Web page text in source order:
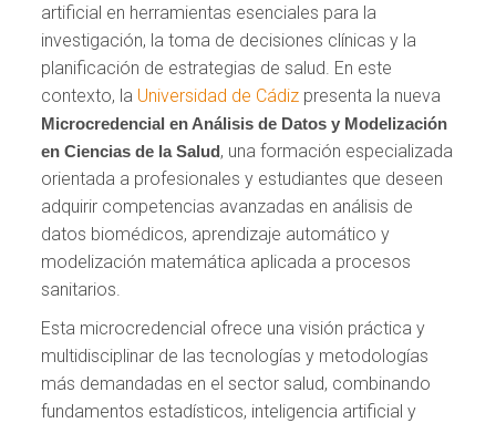
artificial en herramientas esenciales para la
investigación, la toma de decisiones clínicas y la
planificación de estrategias de salud. En este
contexto, la Universidad de Cádiz presenta la nueva
Microcredencial en Análisis de Datos y Modelización
en Ciencias de la Salud, una formación especializada
orientada a profesionales y estudiantes que deseen
adquirir competencias avanzadas en análisis de
datos biomédicos, aprendizaje automático y
modelización matemática aplicada a procesos
sanitarios.
Esta microcredencial ofrece una visión práctica y
multidisciplinar de las tecnologías y metodologías
más demandadas en el sector salud, combinando
fundamentos estadísticos, inteligencia artificial y